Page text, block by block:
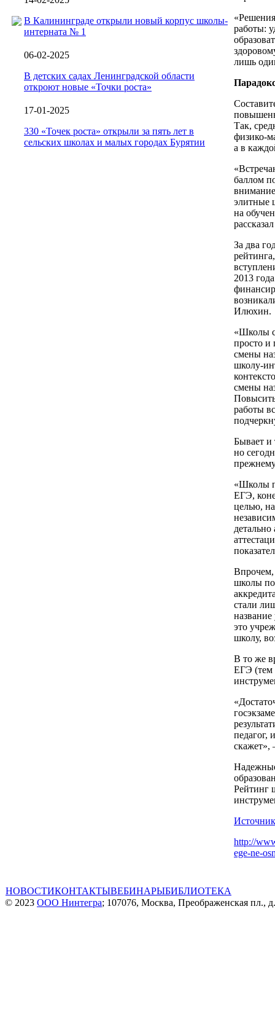
В Калининграде открыли новый корпус школы-
интерната № 1
06-02-2025
В детских садах Ленинградской области
откроют новые «Точки роста»
17-01-2025
330 «Точек роста» открыли за пять лет в
сельских школах и малых городах Бурятии
работы:
лишь
Так,
физико-
а в
баллом
элитные
на
За два
2013
Илюхин.
«Школы
просто и
смены
школу-
смены
работы
Бывает и
но
прежнему
«Школы
ЕГЭ,
целью,
Впрочем,
школы
стали
это
школу,
В то же
ЕГЭ (тем
педагог,
Рейтинг
http://
ege-ne-
НОВОСТИКОНТАКТЫВЕБИНАРЫБИБЛИОТЕКА
© 2023 ООО Нинтегра; 107076, Москва, Преображенская пл.,